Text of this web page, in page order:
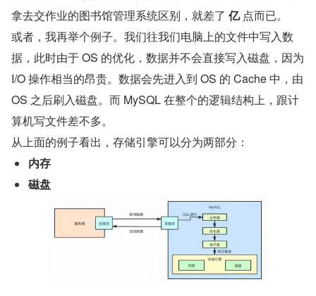
拿去交作业的图书馆管理系统区别，就差了 亿 点而已。
或者，我再举个例子。我们往我们电脑上的文件中写入数
据，此时由于 OS 的优化，数据并不会直接写入磁盘，因为
I/O 操作相当的昂贵。数据会先进入到 OS 的 Cache 中，由
OS 之后刷入磁盘。而 MySQL 在整个的逻辑结构上，跟计
算机写文件差不多。
从上面的例子看出，存储引擎可以分为两部分：
内存
磁盘